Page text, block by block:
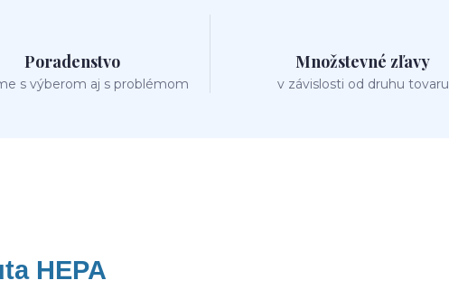
Poradenstvo
s výberom aj s problémom
Množstevné zľavy
v závislosti od druhu tovaru
HEPA